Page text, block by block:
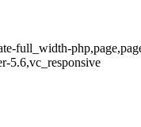
full_width-
5.6,vc_responsive